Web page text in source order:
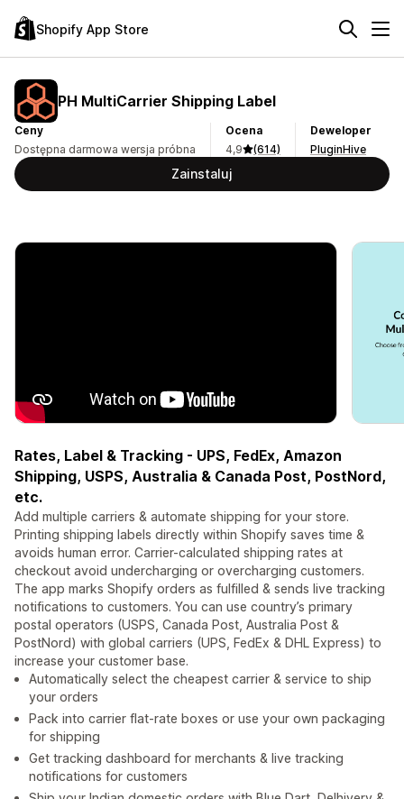
Shopify App Store
PH MultiCarrier Shipping Label
Ceny
Dostępna darmowa wersja próbna
Ocena
4,9
(614)
Deweloper
PluginHive
Zainstaluj
Rates, Label & Tracking - UPS, FedEx, Amazon
Shipping, USPS, Australia & Canada Post, PostNord,
etc.
Add multiple carriers & automate shipping for your store.
Printing shipping labels directly within Shopify saves time &
avoids human error. Carrier-calculated shipping rates at
checkout avoid undercharging or overcharging customers.
The app marks Shopify orders as fulfilled & sends live tracking
notifications to customers. You can use country’s primary
postal operators (USPS, Canada Post, Australia Post &
PostNord) with global carriers (UPS, FedEx & DHL Express) to
increase your customer base.
Automatically select the cheapest carrier & service to ship
your orders
Pack into carrier flat-rate boxes or use your own packaging
for shipping
Get tracking dashboard for merchants & live tracking
notifications for customers